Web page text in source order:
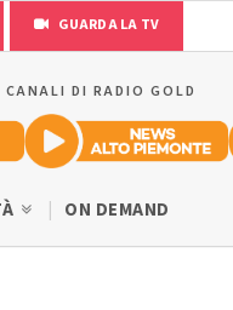
GUARDA LA TV
DI RADIO GOLD
ON DEMAND